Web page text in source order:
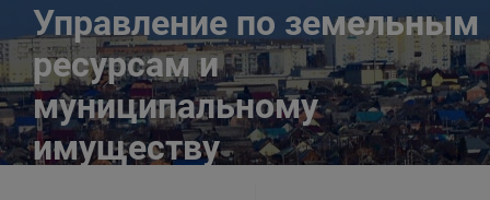
Управление по земельным
ресурсам и
муниципальному
имуществу